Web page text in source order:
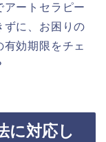
アートセラピー
ずに、お困りの
効期限をチェ
に対応し